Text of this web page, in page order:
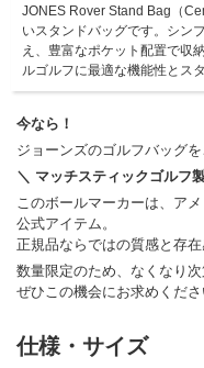
JONES Rover Stand Bag（
いスタンドバッグです。シン
え、豊富なポケット配置で収
ルゴルフに最適な機能性とス
今なら！
ジョーンズのゴルフバッグ
＼ マッチスティックゴルフ
このボールマーカーは、ア
公式アイテム。
正規品ならではの質感と存
数量限定のため、なくなり次
ぜひこの機会にお求めくださ
仕様・サイズ